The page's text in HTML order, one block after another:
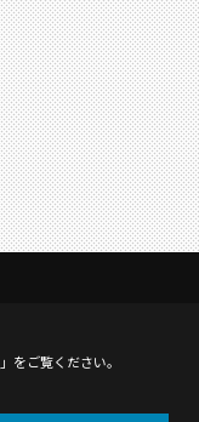
」をご覧ください。